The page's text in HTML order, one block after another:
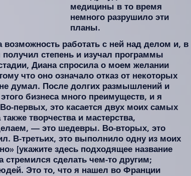
медицины в то время
немного разрушило эти
планы.
работать с ней над делом и, в
получил степень и изучал программы
Диана спросила о моем желании
что оно означало отказ от некоторых
думал. После долгих размышлений и
бизнеса много преимуществ, и я
первых, это касается двух моих самых
творчества и мастерства,
— это шедевры. Во-вторых, это
В-третьих, это выполнило одну из моих
[укажите здесь подходящее название
сделать чем-то другим;
Это то, что я нашел во Франции